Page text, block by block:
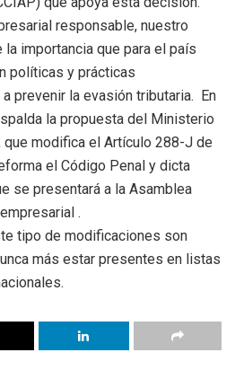
responsable, nuestro
importancia que para el país
políticas y prácticas
prevenir la evasión tributaria. En
la propuesta del Ministerio
que modifica el Artículo 288-J de
el Código Penal y dicta
se presentará a la Asamblea
.
tipo de modificaciones son
más estar presentes en listas